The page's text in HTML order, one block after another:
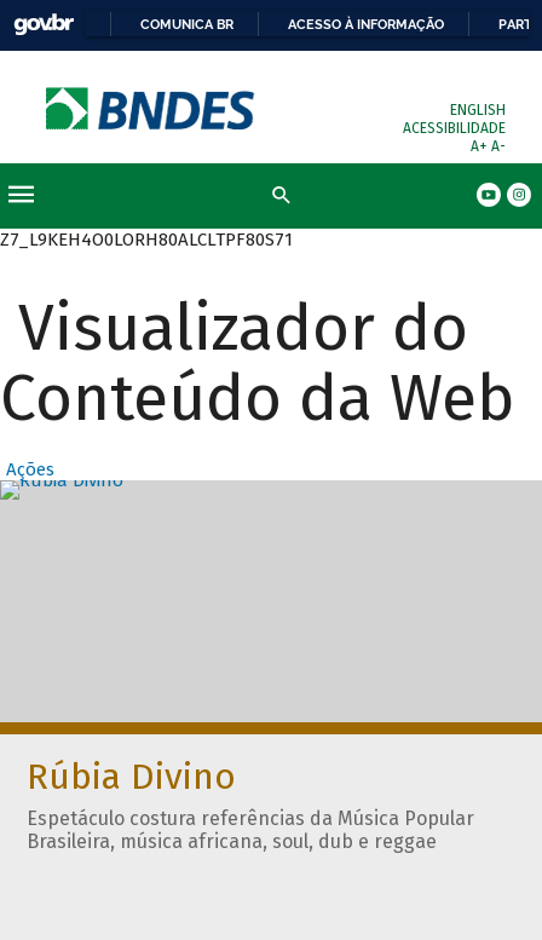
COMUNICA BR ACESSO À INFORMAÇÃO
ENGLISH
ACESSIBILIDADE
A+ A-
Z7_L9KEH4O0LORH80ALCLTPF80S71
Visualizador do
Conteúdo da Web
Ações
Destaques
Rúbia Divino
Espetáculo costura referências da Música Popular
Brasileira, música africana, soul, dub e reggae